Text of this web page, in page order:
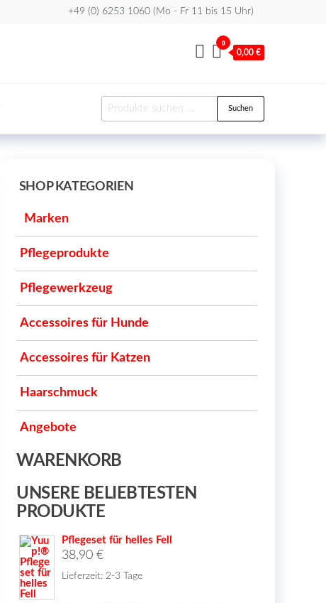
+49 (0) 6253 1060 (Mo - Fr 11 bis 15 Uhr)
0
0,00 €
Suchen
nach:
Suchen
SHOP KATEGORIEN
Marken
Pflegeprodukte
Pflegewerkzeug
Accessoires für Hunde
Accessoires für Katzen
Haarschmuck
Angebote
WARENKORB
UNSERE BELIEBTESTEN
PRODUKTE
Pflegeset für helles Fell
38,90 €
Lieferzeit: 2-3 Tage